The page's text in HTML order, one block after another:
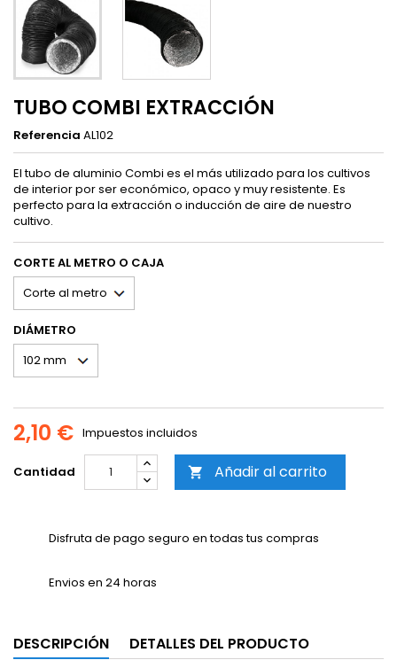
TUBO COMBI EXTRACCIÓN
Referencia AL102
El tubo de aluminio Combi es el más utilizado para los cultivos
de interior por ser económico, opaco y muy resistente. Es
perfecto para la extracción o inducción de aire de nuestro
cultivo.
CORTE AL METRO O CAJA
DIÁMETRO
2,10 € Impuestos incluidos
Cantidad  Añadir al carrito
Disfruta de pago seguro en todas tus compras
Envios en 24 horas
DESCRIPCIÓN DETALLES DEL PRODUCTO